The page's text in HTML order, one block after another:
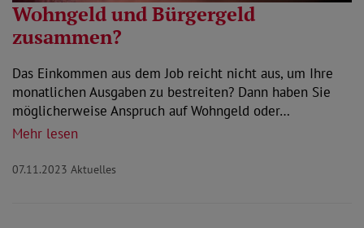
Wohngeld und Bürgergeld
zusammen?
Das Einkommen aus dem Job reicht nicht aus, um Ihre
monatlichen Ausgaben zu bestreiten? Dann haben Sie
möglicherweise Anspruch auf Wohngeld oder…
Mehr lesen
07.11.2023 Aktuelles